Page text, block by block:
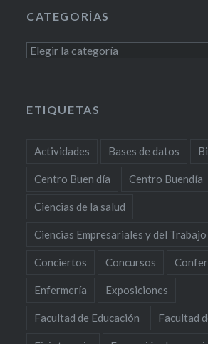
CATEGORÍAS
Categorías
ETIQUETAS
Actividades Bases de datos
Centro Buen día Centro Buendía
Ciencias de la salud
Ciencias Empresariales y del Trabajo
Conciertos Concursos
Enfermería Exposiciones
Facultad de Educación Facultad